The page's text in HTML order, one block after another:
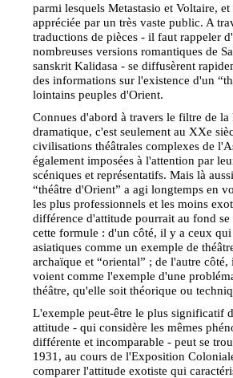
parmi lesquels Metastasio et Voltaire,
appréciée par un très vaste public. A
traductions de pièces - il faut rappeler
nombreuses versions romantiques de
sanskrit Kalidasa - se diffusèrent
des informations sur l'existence d'un
lointains peuples d'Orient.
Connues d'abord à travers le filtre de la
dramatique, c'est seulement au XXe
civilisations théâtrales complexes de
également imposées à l'attention par
scéniques et représentatifs. Mais là
“théâtre d'Orient” a agi longtemps en
les plus professionnels et les moins
différence d'attitude pourrait au fond se
cette formule : d'un côté, il y a ceux
asiatiques comme un exemple de
archaïque et “oriental” ; de l'autre
voient comme l'exemple d'une
théâtre, qu'elle soit théorique ou
L'exemple peut-être le plus significatif
attitude - qui considère les mêmes
différente et incomparable - peut se
1931, au cours de l'Exposition
comparer l'attitude exotiste qui